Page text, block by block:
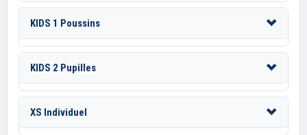
KIDS 1 Poussins
KIDS 2 Pupilles
XS Individuel